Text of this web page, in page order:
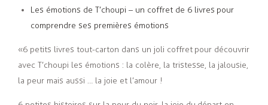
Les émotions de T’choupi – un coffret de 6 livres pour
comprendre ses premières émotions
« 6 petits livres tout-carton dans un joli coffret pour découvrir
avec T’choupi les émotions : la colère, la tristesse, la jalousie,
la peur mais aussi … la joie et l’amour !